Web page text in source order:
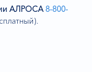
АЛРОСА 8-800-